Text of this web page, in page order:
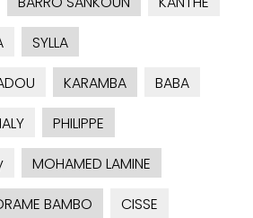
SYLLA
KARAMBA
BABA
PHILIPPE
MOHAMED LAMINE
BAMBO
CISSE